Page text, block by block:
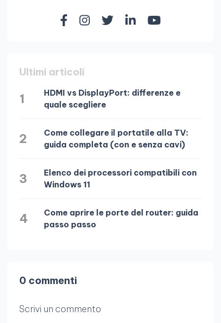
Ultimi articoli
1
HDMI vs DisplayPort: differenze e
quale scegliere
2
Come collegare il portatile alla TV:
guida completa (con e senza cavi)
3
Elenco dei processori compatibili con
Windows 11
4
Come aprire le porte del router: guida
passo passo
0 commenti
Scrivi un commento